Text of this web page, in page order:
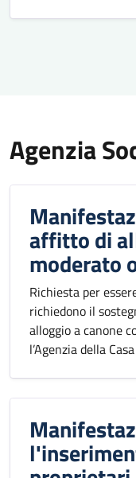
Agenzia
affitto di
moderato
Richiesta per
richiedono il
alloggio a canone
l’Agenzia della